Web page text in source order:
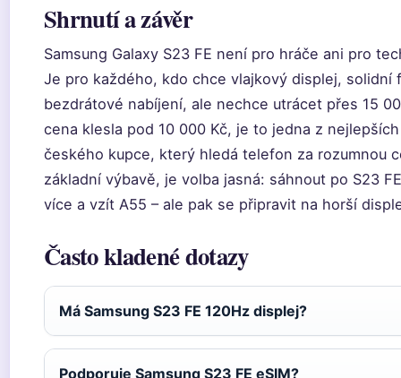
Shrnutí a závěr
Samsung Galaxy S23 FE není pro hráče ani pro
Je pro každého, kdo chce vlajkový displej, solidní
bezdrátové nabíjení, ale nechce utrácet přes 15
cena klesla pod 10 000 Kč, je to jedna z
českého kupce, který hledá telefon za rozumnou
základní výbavě, je volba jasná: sáhnout po S23
více a vzít A55 – ale pak se připravit na horší
Často kladené dotazy
Má Samsung S23 FE 120Hz displej?
Podporuje Samsung S23 FE eSIM?